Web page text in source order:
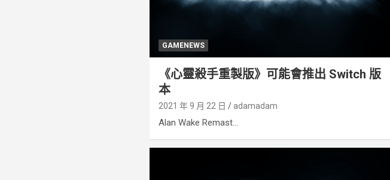
GAMENEWS
《心靈殺手重製版》可能會推出 Switch 版
本
2021 年 9 月 22 日 adamadam
Alan Wake Remast...